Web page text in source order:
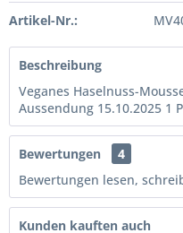
Artikel-Nr.:
Beschreibung
Veganes Haselnuss-
Aussendung 15.10.2025 1
Bewertungen
4
Bewertungen lesen,
Kunden kauften auch